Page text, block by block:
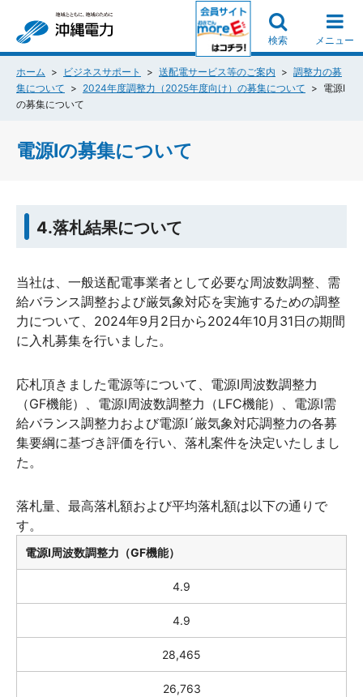
検索 メニュー
ホーム ビジネスサポート 送配電サービス等のご案内
調整力の募
集について
2024年度調整力（2025年度向け）の募集について
電源Ⅰ
の募集について
電源Ⅰの募集について
4.落札結果について
当社は、一般送配電事業者として必要な周波数調整、需
給バランス調整および厳気象対応を実施するための調整
力について、2024年9月2日から2024年10月31日の期間
に入札募集を行いました。
応札頂きました電源等について、電源Ⅰ周波数調整力
（GF機能）、電源Ⅰ周波数調整力（LFC機能）、電源Ⅰ需
給バランス調整力および電源Ⅰ´厳気象対応調整力の各募
集要綱に基づき評価を行い、落札案件を決定いたしまし
た。
落札量、最高落札額および平均落札額は以下の通りで
す。
電源Ⅰ周波数調整力（GF機能）
4.9
4.9
28,465
26,763